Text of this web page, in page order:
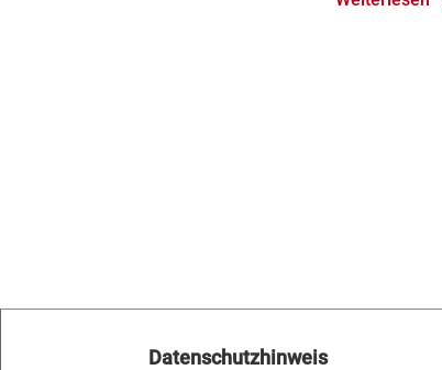
Datenschutzhinweis